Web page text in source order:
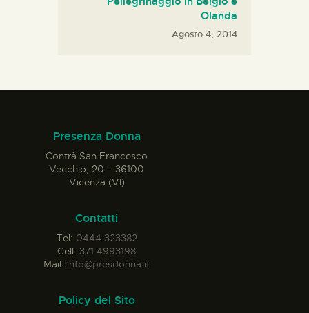
Olanda
Agosto 4, 2014
Presenza Donna
Contrà San Francesco
Vecchio, 20 – 36100
Vicenza (VI)
Contatti
Tel: 0444 323382
Cell: 371 4993198
Mail: info@presdonna.it
Policy del Sito